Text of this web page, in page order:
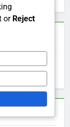
or Reject